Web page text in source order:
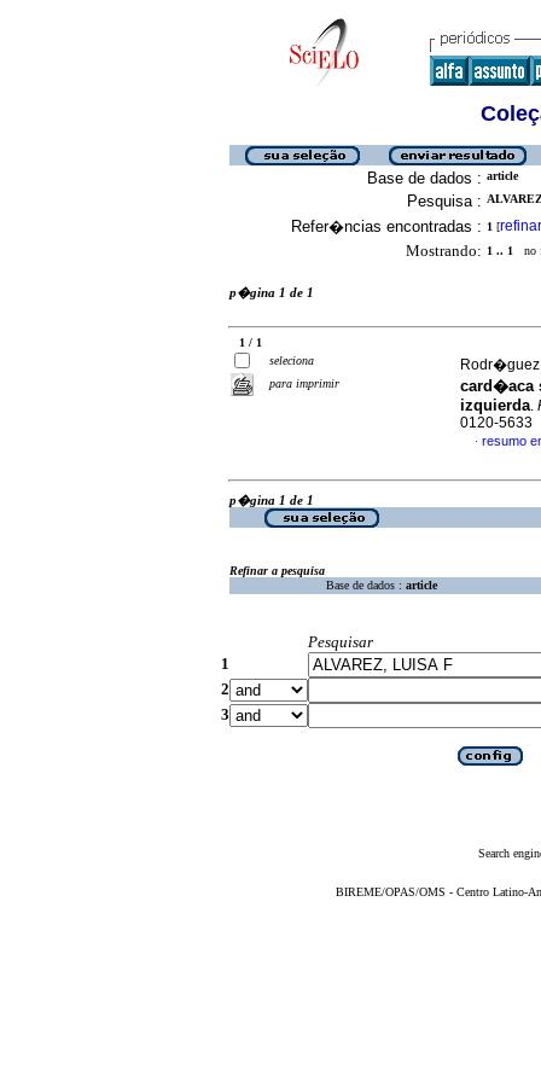
Base de dados : article
Pesquisa :
Refer�ncias encontradas : 1 [refinar
Mostrando: 1 .. 1 no
p�gina 1 de 1
1 / 1
seleciona
para imprimir
card�aca
izquierda.
0120-5633
· resumo
p�gina 1 de 1
Refinar a pesquisa
Base de dados : article
Pesquisar
1
2
3
Search
BIREME/OPAS/OMS - Centro Latino-